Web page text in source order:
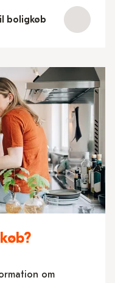
boligkøb
om